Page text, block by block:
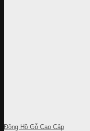
Đồng Hồ Gỗ Cao Cấp